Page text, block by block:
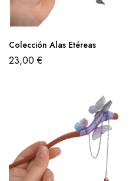
Colección Alas Etéreas
23,00€